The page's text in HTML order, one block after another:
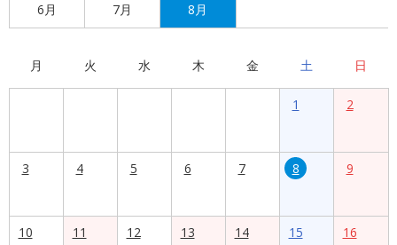
6月 7月 8月
月 火 水 木 金 土 日
1 2
3 4 5 6 7 8 9
10
11
12
13
14
15
16